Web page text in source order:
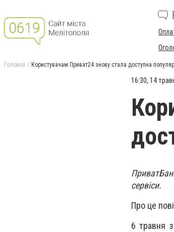
Головна Користувачам Приват24 знову стала доступна
16:30, 14
сервіси.
Про це
6 травня